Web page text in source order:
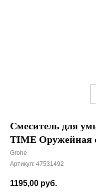
Смеситель для
TIME Оружейная
Grohe
Артикул: 47531492
1195,00 руб.